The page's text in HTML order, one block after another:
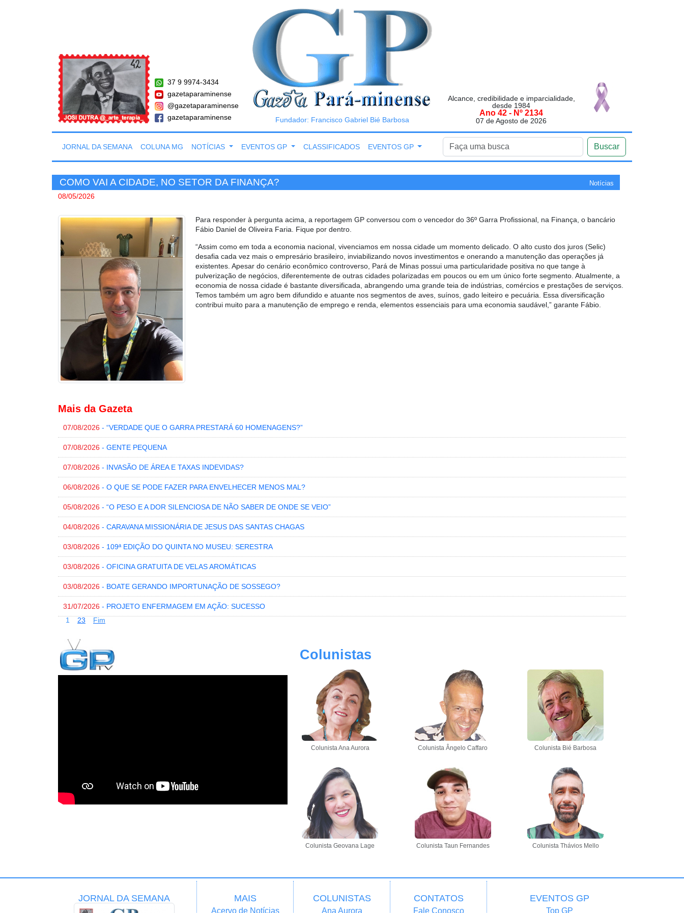
37 9 9974-3434
gazetaparaminense
@gazetaparaminense
gazetaparaminense
Fundador: Francisco Gabriel Bié Barbosa
Alcance, credibilidade e imparcialidade,
desde 1984
Ano 42 - Nº 2134
07 de Agosto de 2026
JORNAL DA SEMANA COLUNA MG NOTÍCIAS EVENTOS GP CLASSIFICADOS EVENTOS GP Buscar
COMO VAI A CIDADE, NO SETOR DA FINANÇA? Notícias
08/05/2026
Para responder à pergunta acima, a reportagem GP conversou com o vencedor do 36º Garra Profissional, na Finança, o bancário
Fábio Daniel de Oliveira Faria. Fique por dentro.
“Assim como em toda a economia nacional, vivenciamos em nossa cidade um momento delicado. O alto custo dos juros (Selic)
desafia cada vez mais o empresário brasileiro, inviabilizando novos investimentos e onerando a manutenção das operações já
existentes. Apesar do cenário econômico controverso, Pará de Minas possui uma particularidade positiva no que tange à
pulverização de negócios, diferentemente de outras cidades polarizadas em poucos ou em um único forte segmento. Atualmente, a
economia de nossa cidade é bastante diversificada, abrangendo uma grande teia de indústrias, comércios e prestações de serviços.
Temos também um agro bem difundido e atuante nos segmentos de aves, suínos, gado leiteiro e pecuária. Essa diversificação
contribui muito para a manutenção de emprego e renda, elementos essenciais para uma economia saudável,” garante Fábio.
Mais da Gazeta
07/08/2026 - “VERDADE QUE O GARRA PRESTARÁ 60 HOMENAGENS?”
07/08/2026 - GENTE PEQUENA
07/08/2026 - INVASÃO DE ÁREA E TAXAS INDEVIDAS?
06/08/2026 - O QUE SE PODE FAZER PARA ENVELHECER MENOS MAL?
05/08/2026 - “O PESO E A DOR SILENCIOSA DE NÃO SABER DE ONDE SE VEIO”
04/08/2026 - CARAVANA MISSIONÁRIA DE JESUS DAS SANTAS CHAGAS
03/08/2026 - 109ª EDIÇÃO DO QUINTA NO MUSEU: SERESTRA
03/08/2026 - OFICINA GRATUITA DE VELAS AROMÁTICAS
03/08/2026 - BOATE GERANDO IMPORTUNAÇÃO DE SOSSEGO?
31/07/2026 - PROJETO ENFERMAGEM EM AÇÃO: SUCESSO
1
23 Fim
Colunistas
Colunista Ana Aurora Colunista Ângelo Caffaro Colunista Bié Barbosa
Colunista Geovana Lage Colunista Taun Fernandes Colunista Thávios Mello
JORNAL DA SEMANA MAIS
Acervo de Notícias
COLUNISTAS
Ana Aurora
CONTATOS
Fale Conosco
EVENTOS GP
Top GP